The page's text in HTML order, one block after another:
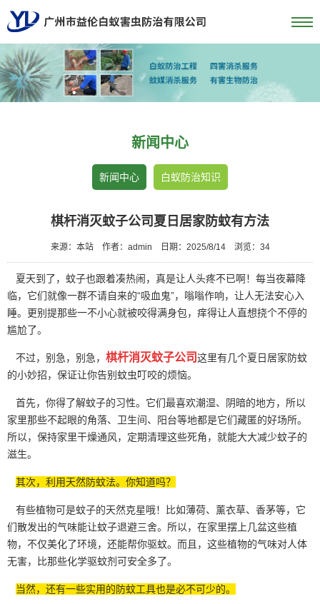
新闻中心
新闻中心 白蚁防治知识
棋杆消灭蚊子公司夏日居家防蚊有方法
来源：本站 作者：admin 日期：2025/8/14 浏览： 34
夏天到了，蚊子也跟着凑热闹，真是让人头疼不已啊！每当夜幕降
临，它们就像一群不请自来的“吸血鬼”，嗡嗡作响，让人无法安心入
睡。更别提那些一不小心就被咬得满身包，痒得让人直想挠个不停的
尴尬了。
不过，别急，别急， 棋杆消灭蚊子公司这里有几个夏日居家防蚊
的小妙招，保证让你告别 蚊虫叮咬的烦恼。
首先，你得了解蚊子的习性。它们最喜欢潮湿、阴暗的地方，所以
家里那些不起眼的角落、卫生间、阳台等地都是它们藏匿的好场所。
所以，保持家里干燥通风，定期清理这些死角，就能大大减少蚊子的
滋生。
其次，利用天然防蚊法。你知道吗？
有些植物可是蚊子的天然克星哦！比如薄荷、薰衣草、香茅等，它
们散发出的气味能让蚊子退避三舍。所以，在家里摆上几盆这些植
物，不仅美化了环境，还能帮你驱蚊。而且，这些植物的气味对人体
无害，比那些化学驱蚊剂可安全多了。
当然，还有一些实用的防蚊工具也是必不可少的。